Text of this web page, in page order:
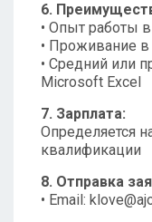
6.
• Опыт работы
• Проживание в
• Средний или
Microsoft Excel
7. Зарплата:
Определяется
квалификации
8. Отправка
• Email: